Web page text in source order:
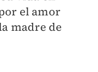
el amor
madre de